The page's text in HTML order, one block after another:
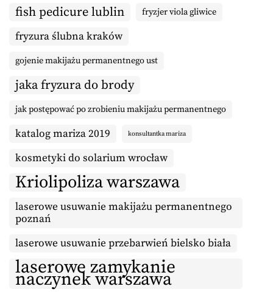
fish pedicure lublin fryzjer viola gliwice
fryzura ślubna kraków
gojenie makijażu permanentnego ust
jaka fryzura do brody
jak postępować po zrobieniu makijażu permanentnego
katalog mariza 2019 konsultantka mariza
kosmetyki do solarium wrocław
Kriolipoliza warszawa
laserowe usuwanie makijażu permanentnego
poznań
laserowe usuwanie przebarwień bielsko biała
laserowe zamykanie
naczynek warszawa